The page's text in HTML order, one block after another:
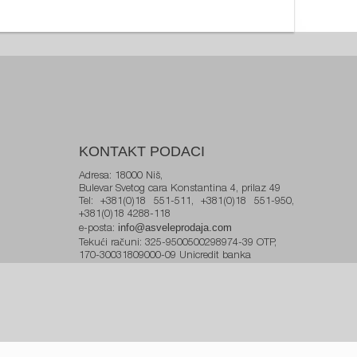
KONTAKT PODACI
Adresa: 18000 Niš,
Bulevar Svetog cara Konstantina 4, prilaz 49
Tel: +381(0)18 551-511, +381(0)18 551-950,
+381(0)18 4288-118
e-posta: info@asveleprodaja.com
Tekući računi: 325-9500500298974-39 OTP,
170-30031809000-09 Unicredit banka